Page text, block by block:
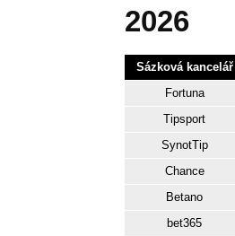
2026
Sázková kancelář
Fortuna
Tipsport
SynotTip
Chance
Betano
bet365